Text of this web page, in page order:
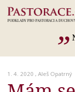
1. 4. 2020 , Aleš Opatrný